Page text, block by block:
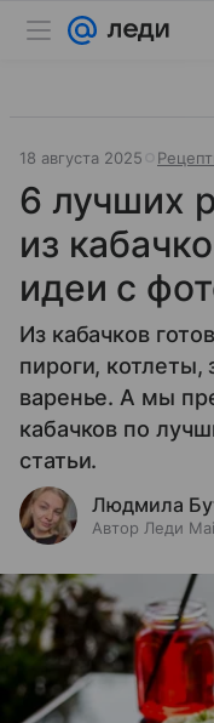
18 августа 2025
6 лучших
из
идеи с
Из кабачков
пироги, котлеты,
варенье. А мы
кабачков по
статьи.
Людмила
Автор Леди